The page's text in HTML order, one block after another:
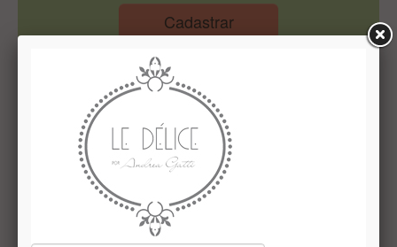
Cadastrar
Institucional
Quem Somos
Le Délice Atelier
Lista de comparação